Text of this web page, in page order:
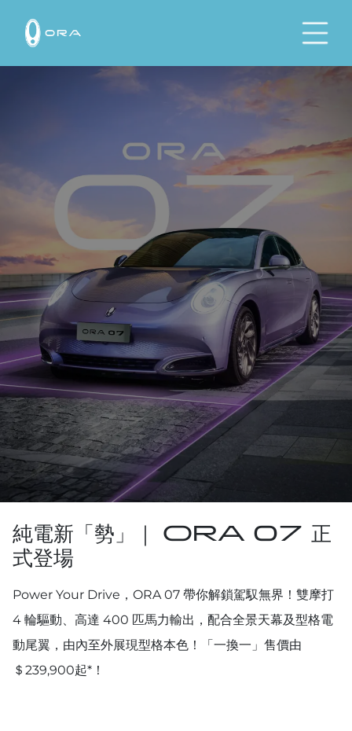
純電新「勢」｜ ORA 07 正
式登場
Power Your Drive，ORA 07 帶你解鎖駕馭無界！雙摩打
4 輪驅動、高達 400 匹馬力輸出，配合全景天幕及型格電
動尾翼，由內至外展現型格本色！「一換一」售價由
＄239,900起*！